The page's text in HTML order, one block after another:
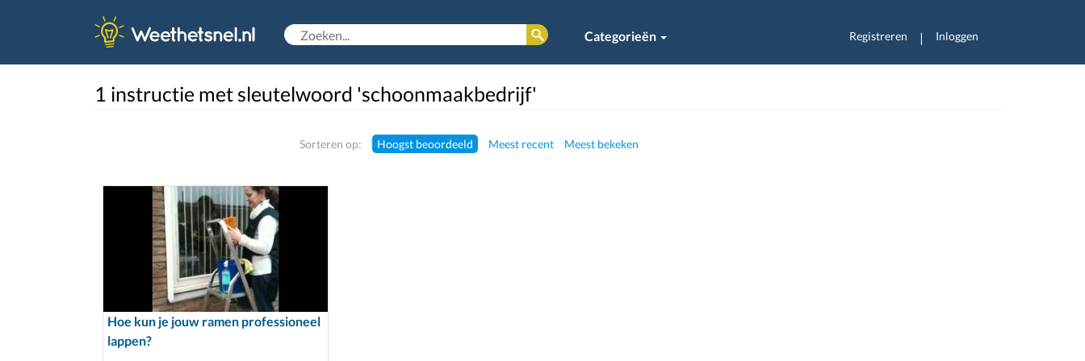
Categorieën Registreren | Inloggen
1 instructie met sleutelwoord 'schoonmaakbedrijf'
Sorteren op: Hoogst beoordeeld Meest recent Meest bekeken
Hoe kun je jouw ramen professioneel
lappen?